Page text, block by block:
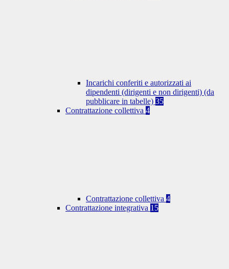
Incarichi conferiti e autorizzati ai
dipendenti (dirigenti e non dirigenti) (da
pubblicare in tabelle) 35
Contrattazione collettiva 4
Contrattazione collettiva 4
Contrattazione integrativa 15